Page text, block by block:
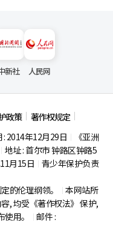
新社 人民网
政策 著作权规定
: 2014年12月29日
《亚洲
地址 : 首尔市钟路区钟路5
月15日
青少年保护负责
的伦理纲领。
本网站所
, 均受《著作权法》 保护,
用。
邮件 :